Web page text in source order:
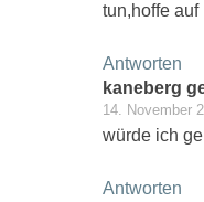
tun,hoffe
Antworten
kaneberg
14. November
würde ich
Antworten